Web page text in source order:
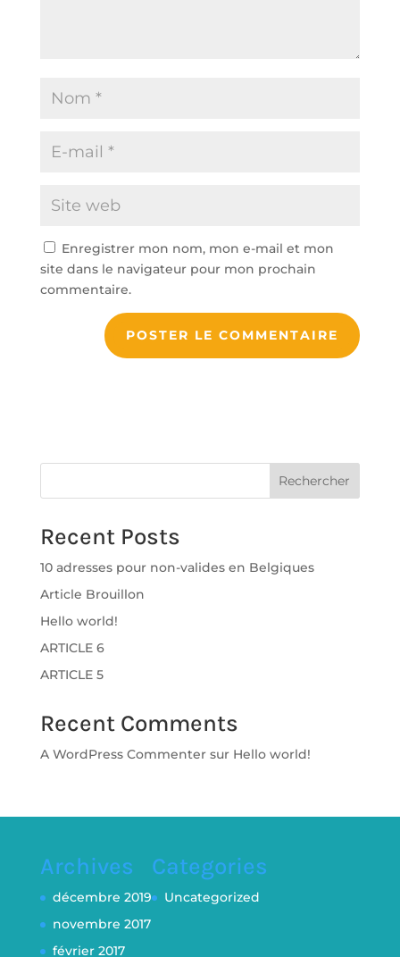
Enregistrer mon nom, mon e-mail et mon
site dans le navigateur pour mon prochain
commentaire.
i
e
:
Rechercher
Recent Posts
10 adresses pour non-valides en Belgiques
Article Brouillon
Hello world!
ARTICLE 6
ARTICLE 5
Recent Comments
A WordPress Commentersur Hello world!
Archives
décembre 2019
novembre 2017
février 2017
Categories
Uncategorized